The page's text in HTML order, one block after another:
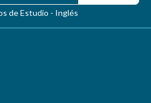
de Estudio - Inglés